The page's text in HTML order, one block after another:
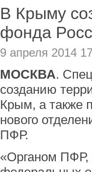
В Крыму
фонда
9 апреля 2014
МОСКВА.
созданию
Крым, а также
нового
ПФР.
«Органом ПФР,